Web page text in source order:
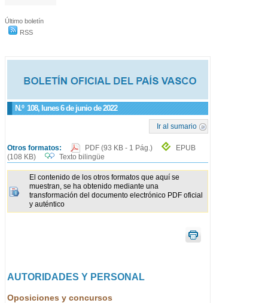
Último boletín
RSS
N.º 108, lunes 6 de junio de 2022
Ir al sumario
Otros formatos: PDF (93 KB - 1 Pág.)
EPUB
(108 KB)
Texto bilingüe
El contenido de los otros formatos que aquí se
muestran, se ha obtenido mediante una
transformación del documento electrónico PDF oficial
y auténtico
AUTORIDADES Y PERSONAL
Oposiciones y concursos